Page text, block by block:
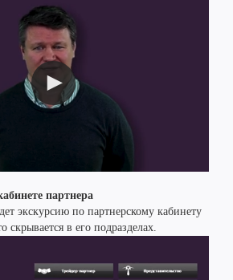
партнера
экскурсию по партнерскому кабинету
скрывается в его подразделах.